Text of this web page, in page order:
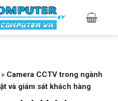
» Camera CCTV trong ngành
và giám sát khách hàng